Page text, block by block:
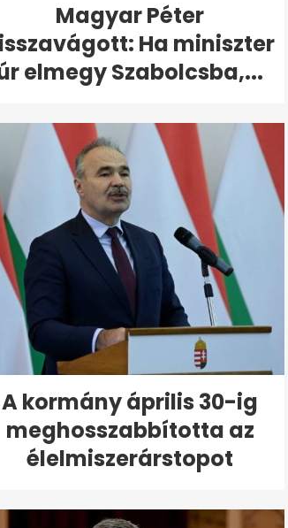
Magyar Péter
Ha miniszter
elmegy Szabolcsba,...
A kormány április 30-ig
meghosszabbította az
élelmiszerárstopot